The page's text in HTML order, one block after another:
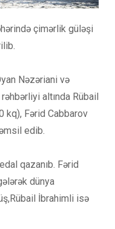
çimərlik güləşi
Nəzəriani və
altında Rübail
kq), Fərid Cabbarov
edib.
qazanıb. Fərid
dünya
İbrahimli isə